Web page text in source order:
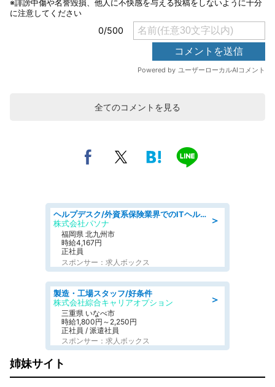
全てのコメントを見る
＞
ヘルプデスク/外資系保険業界でのITヘルプデスク業務/駅近/即日勤務可/ヘルプデスク
株式会社パソナ
福岡県 北九州市
時給4,167円
正社員
スポンサー：求人ボックス
＞
製造・工場スタッフ/好条件
株式会社綜合キャリアオプション
三重県 いなべ市
時給1,800円～2,250円
正社員 / 派遣社員
スポンサー：求人ボックス
姉妹サイト